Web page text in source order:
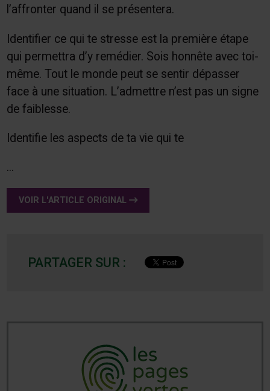
l’affronter quand il se présentera.
Identifier ce qui te stresse est la première étape
qui permettra d’y remédier. Sois honnête avec toi-
même. Tout le monde peut se sentir dépasser
face à une situation. L’admettre n’est pas un signe
de faiblesse.
Identifie les aspects de ta vie qui te
...
VOIR L'ARTICLE ORIGINAL
PARTAGER SUR :